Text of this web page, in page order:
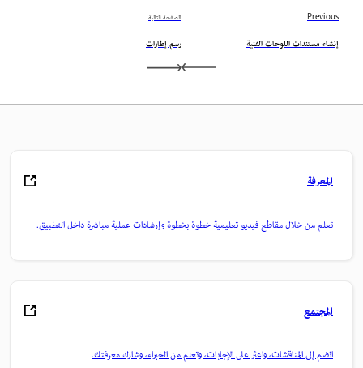
Previous
إنشاء مستندات اللوحات الفنية
الصفحة التالية
رسم إطارات
المعرفة
تعلم من خلال مقاطع فيديو تعليمية خطوة بخطوة وإرشادات عملية مباشرة داخل التطبيق.
المجتمع
انضم إلى المناقشات، واعثر على الإجابات، وتعلم من الخبراء، وشارك معرفتك.